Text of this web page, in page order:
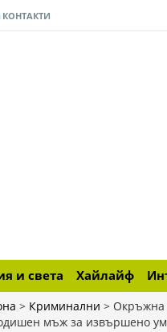
КОНТАКТИ
и света Хайлайф
> Криминални > Окръжна
мъж за извършено